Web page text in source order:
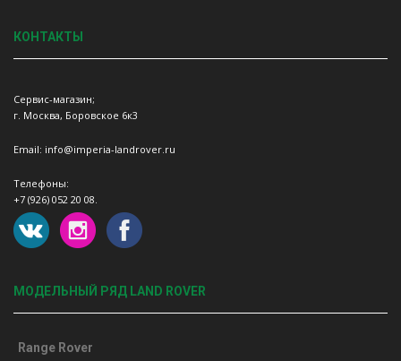
КОНТАКТЫ
Сервис-магазин;
г. Москва, Боровское 6к3
Email: info@imperia-landrover.ru
Телефоны:
+7 (926) 052 20 08.
МОДЕЛЬНЫЙ РЯД LAND ROVER
Range Rover